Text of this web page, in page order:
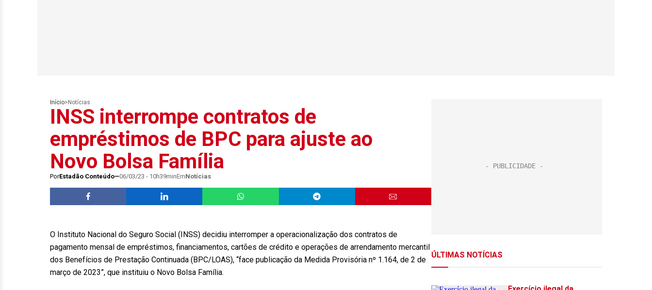
Início> Notícias
INSS interrompe contratos de
empréstimos de BPC para ajuste ao
Novo Bolsa Família
PorEstadão Conteúdo 06/03/23 - 10h39minEmNotícias
O Instituto Nacional do Seguro Social (INSS) decidiu interromper a operacionalização dos contratos de
pagamento mensal de empréstimos, financiamentos, cartões de crédito e operações de arrendamento mercantil
dos Benefícios de Prestação Continuada (BPC/LOAS), “face publicação da Medida Provisória nº 1.164, de 2 de
março de 2023”, que instituiu o Novo Bolsa Família.